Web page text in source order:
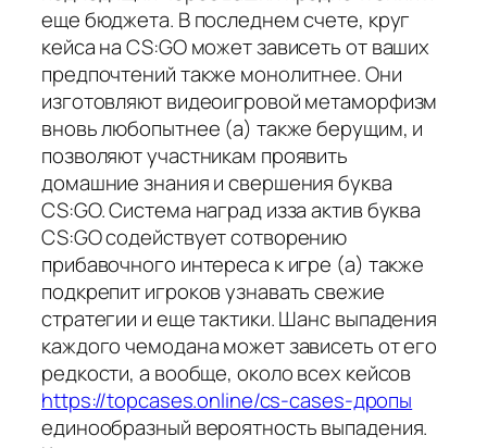
еще бюджета. В последнем счете, круг
кейса на CS:GO может зависеть от ваших
предпочтений также монолитнее. Они
изготовляют видеоигровой метаморфизм
вновь любопытнее (а) также берущим, и
позволяют участникам проявить
домашние знания и свершения буква
CS:GO. Система наград изза актив буква
CS:GO содействует сотворению
прибавочного интереса к игре (а) также
подкрепит игроков узнавать свежие
стратегии и еще тактики. Шанс выпадения
каждого чемодана может зависеть от его
редкости, а вообще, около всех кейсов
https://topcases.online/cs-cases-дропы
единообразный вероятность выпадения.